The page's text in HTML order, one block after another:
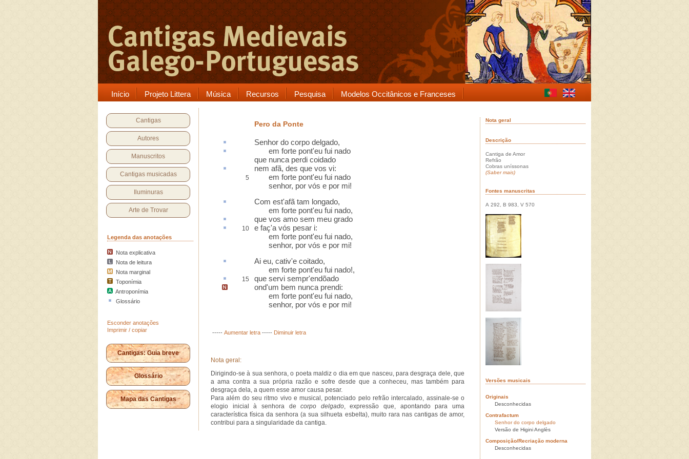
Início Projeto Littera Música Recursos Pesquisa Modelos Occitânicos e Franceses
Cantigas
Autores
Manuscritos
Cantigas musicadas
Iluminuras
Arte de Trovar
Legenda das anotações
Nota explicativa
Nota de leitura
Nota marginal
Toponímia
Antroponímia
Glossário
Esconder anotações
Imprimir / copiar
Cantigas: Guia breve
Glossário
Mapa das Cantigas
Pero da Ponte
Senhor do corpo delgado,
em forte pont'eu fui nado
que nunca perdi coidado
nem afã, des que vos vi:
5
em forte pont'eu fui nado
senhor, por vós e por mi!
Com est'afã tam longado,
em forte pont'eu fui nado,
que vos amo sem meu grado
10 e faç'a vós pesar i:
em forte pont'eu fui nado,
senhor, por vós e por mi!
Ai eu, cativ'e coitado,
em forte pont'eu fui nado!,
15 que servi sempr'endõado
ond'um bem nunca prendi:
em forte pont'eu fui nado,
senhor, por vós e por mi!
----- Aumentar letra ----- Diminuir letra
Nota geral:
Dirigindo-se à sua senhora, o poeta maldiz o dia em que nasceu, para desgraça dele, que
a ama contra a sua própria razão e sofre desde que a conheceu, mas também para
desgraça dela, a quem esse amor causa pesar.
Para além do seu ritmo vivo e musical, potenciado pelo refrão intercalado, assinale-se o
elogio inicial à senhora decorpo delgado, expressão que, apontando para uma
característica física da senhora (a sua silhueta esbelta), muito rara nas cantigas de amor,
contribui para a singularidade da cantiga.
Nota geral
Descrição
Cantiga de Amor
Refrão
Cobras uníssonas
(Saber mais)
Fontes manuscritas
A 292, B 983, V 570
Versões musicais
Originais
Desconhecidas
Contrafactum
Senhor do corpo delgado
Versão de Higini Anglès
Composição/Recriação moderna
Desconhecidas